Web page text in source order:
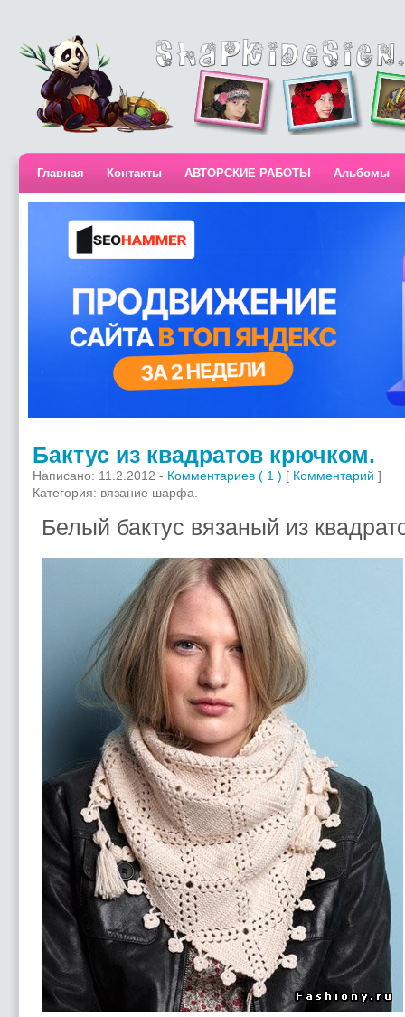
Главная Контакты АВТОРСКИЕ РАБОТЫ Альбомы
Бактус из квадратов крючком.
Написано: 11.2.2012 - Комментариев ( 1 ) [ Комментарий ]
Категория: вязание шарфа.
Белый бактус вязаный из